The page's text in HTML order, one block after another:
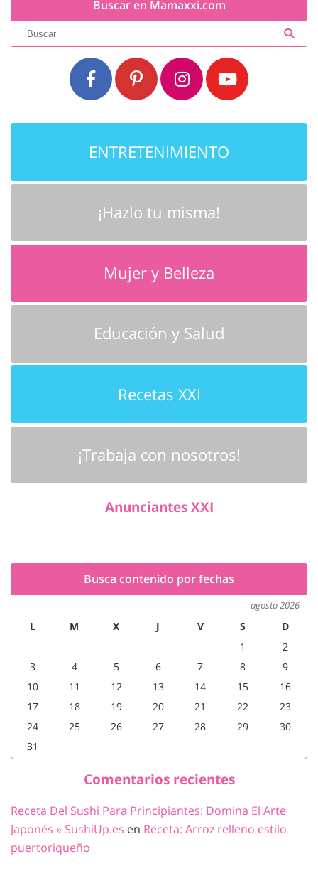
Buscar en Mamaxxi.com
ENTRETENIMIENTO
¡Hazlo tu misma!
Mujer y Belleza
Educación y Salud
Recetas XXI
¡Trabaja con nosotros!
Anunciantes XXI
Busca contenido por fechas
agosto 2026
L M X J V S
D
1
2
3
4 5 6 7 8
9
10
11 12 13 14 15
16
17
18 19 20 21 22
23
24
25 26 27 28 29
30
31
Comentarios recientes
Receta Del Sushi Para Principiantes: Domina El Arte
Japonés » SushiUp.es en Receta: Arroz relleno estilo
puertoriqueño